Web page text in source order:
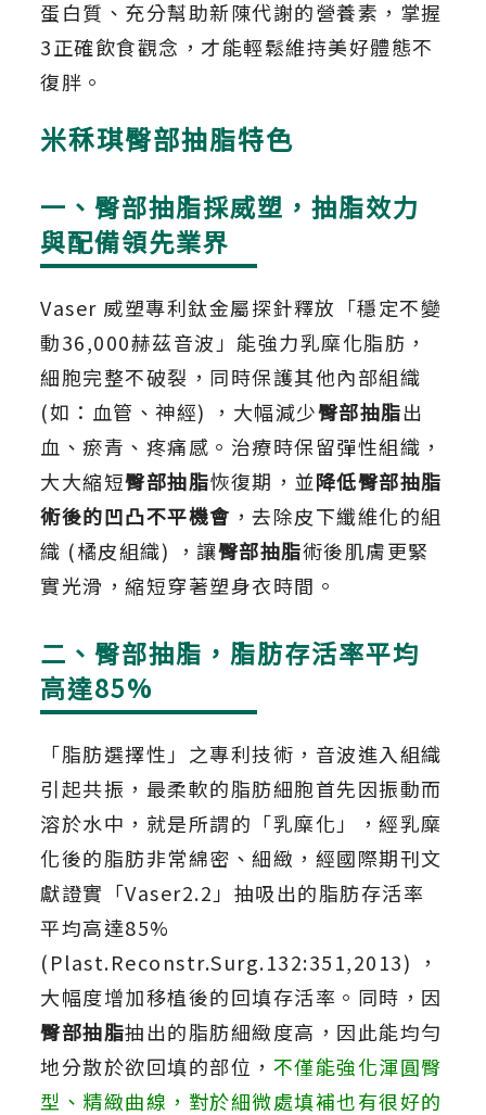
蛋白質、充分幫助新陳代謝的營養素，掌握
3正確飲食觀念，才能輕鬆維持美好體態不
復胖。
米秝琪臀部抽脂特色
一、臀部抽脂採威塑，抽脂效力
與配備領先業界
Vaser 威塑專利鈦金屬探針釋放「穩定不變
動36,000赫茲音波」能強力乳糜化脂肪，
細胞完整不破裂，同時保護其他內部組織
(如：血管、神經) ，大幅減少臀部抽脂出
血、瘀青、疼痛感。治療時保留彈性組織，
大大縮短臀部抽脂恢復期，並降低臀部抽脂
術後的凹凸不平機會 ，去除皮下纖維化的組
織 (橘皮組織) ，讓臀部抽脂術後肌膚更緊
實光滑，縮短穿著塑身衣時間。
二、臀部抽脂，脂肪存活率平均
高達85%
「脂肪選擇性」之專利技術，音波進入組織
引起共振，最柔軟的脂肪細胞首先因振動而
溶於水中，就是所謂的「乳糜化」，經乳糜
化後的脂肪非常綿密、細緻，經國際期刊文
獻證實「Vaser2.2」抽吸出的脂肪存活率
平均高達85%
(Plast.Reconstr.Surg.132:351,2013) ，
大幅度增加移植後的回填存活率。同時，因
臀部抽脂抽出的脂肪細緻度高，因此能均勻
地分散於欲回填的部位， 不僅能強化渾圓臀
型、精緻曲線，對於細微處填補也有很好的